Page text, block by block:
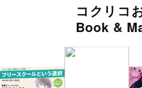
コクリコ
Book &